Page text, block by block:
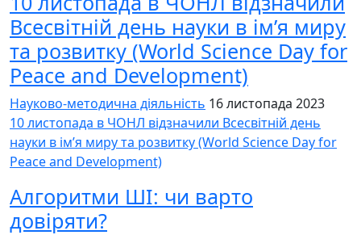
Всесвітній день науки в ім’я миру
та розвитку (World Science Day for
Peace and Development)
Науково-методична діяльність 16 листопада 2023
10 листопада в ЧОНЛ відзначили Всесвітній день
науки в ім’я миру та розвитку (World Science Day for
Peace and Development)
Алгоритми ШІ: чи варто
довіряти?